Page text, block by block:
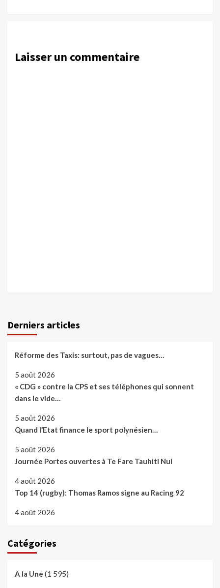
Laisser un commentaire
Derniers articles
Réforme des Taxis: surtout, pas de vagues…
5 août 2026
« CDG » contre la CPS et ses téléphones qui sonnent
dans le vide…
5 août 2026
Quand l’Etat finance le sport polynésien…
5 août 2026
Journée Portes ouvertes à Te Fare Tauhiti Nui
4 août 2026
Top 14 (rugby): Thomas Ramos signe au Racing 92
4 août 2026
Catégories
A la Une (1 595)